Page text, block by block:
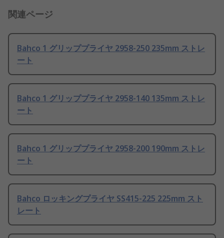
関連ページ
Bahco 1 グリッププライヤ 2958-250 235mm ストレ
ート
Bahco 1 グリッププライヤ 2958-140 135mm ストレ
ート
Bahco 1 グリッププライヤ 2958-200 190mm ストレ
ート
Bahco ロッキングプライヤ SS415-225 225mm スト
レート